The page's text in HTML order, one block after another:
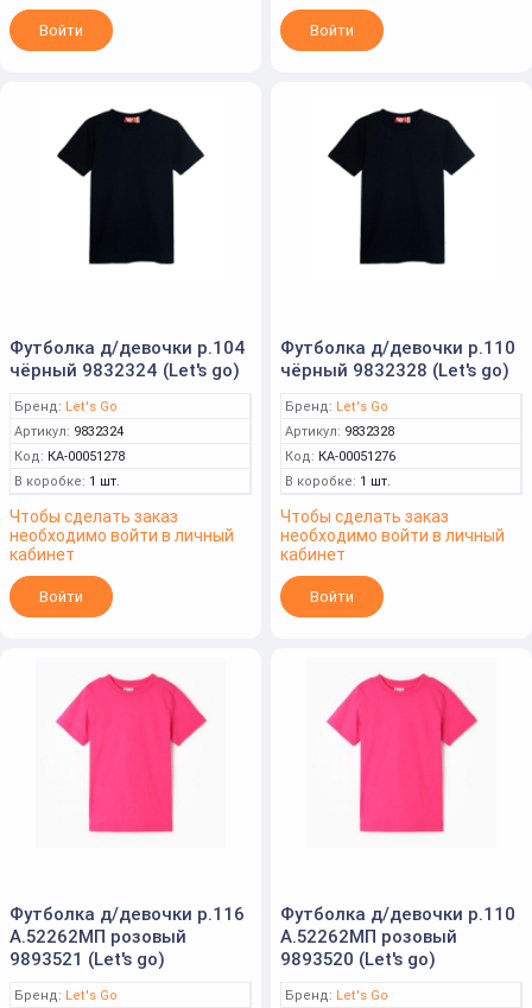
Войти Войти
Футболка д/девочки р.104
чёрный 9832324 (Let's go)
Бренд: Let's Go
Артикул: 9832324
Код: КА-00051278
В коробке: 1 шт.
Чтобы сделать заказ
необходимо войти в личный
кабинет
Войти
Футболка д/девочки р.110
чёрный 9832328 (Let's go)
Бренд: Let's Go
Артикул: 9832328
Код: КА-00051276
В коробке: 1 шт.
Чтобы сделать заказ
необходимо войти в личный
кабинет
Войти
Футболка д/девочки р.116
А.52262МП розовый
9893521 (Let's go)
Бренд: Let's Go
Футболка д/девочки р.110
А.52262МП розовый
9893520 (Let's go)
Бренд: Let's Go